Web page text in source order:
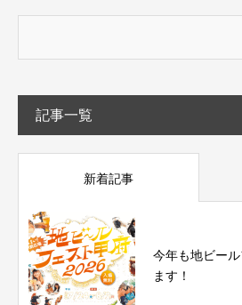
記事一覧
新着記事
今年も地ビー
ます！